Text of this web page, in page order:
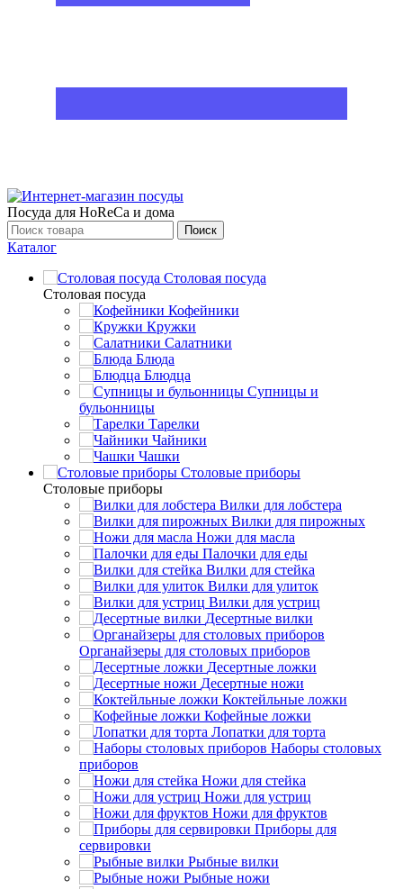
Посуда для HoReCa и дома
Поиск
Каталог
Столовая посуда
Столовая посуда
Кофейники
Кружки
Салатники
Блюда
Блюдца
Супницы и
бульонницы
Тарелки
Чайники
Чашки
Cтоловые приборы
Cтоловые приборы
Вилки для лобстера
Вилки для пирожных
Ножи для масла
Палочки для еды
Вилки для стейка
Вилки для улиток
Вилки для устриц
Десертные вилки
Органайзеры для столовых приборов
Десертные ложки
Десертные ножи
Коктейльные ложки
Кофейные ложки
Лопатки для торта
Наборы столовых
приборов
Ножи для стейка
Ножи для устриц
Ножи для фруктов
Приборы для
сервировки
Рыбные вилки
Рыбные ножи